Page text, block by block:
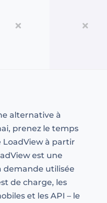
alternative à
prenez le temps
LoadView à partir
est une
demande utilisée
de charge, les
et les API – le